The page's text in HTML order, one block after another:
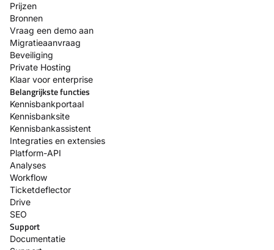
Prijzen
Bronnen
Vraag een demo aan
Migratieaanvraag
Beveiliging
Private Hosting
Klaar voor enterprise
Belangrijkste functies
Kennisbankportaal
Kennisbanksite
Kennisbankassistent
Integraties en extensies
Platform-API
Analyses
Workflow
Ticketdeflector
Drive
SEO
Support
Documentatie